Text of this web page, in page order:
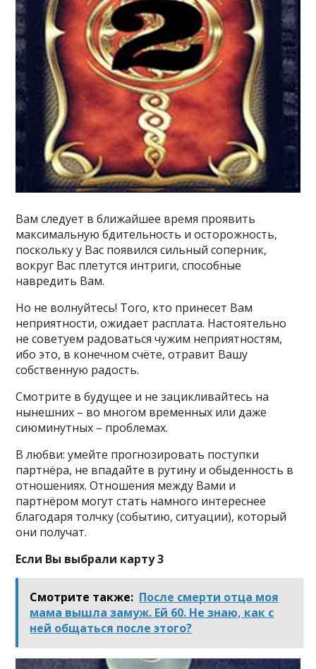
Вам следует в ближайшее время проявить
максимальную бдительность и осторожность,
поскольку у Вас появился сильный соперник,
вокруг Вас плетутся интриги, способные
навредить Вам.
Но не волнуйтесь! Того, кто принесет Вам
неприятности, ожидает расплата. Настоятельно
не советуем радоваться чужим неприятностям,
ибо это, в конечном счёте, отравит Вашу
собственную радость.
Смотрите в будущее и не зацикливайтесь на
нынешних – во многом временных или даже
сиюминутных – проблемах.
В любви: умейте прогнозировать поступки
партнёра, не впадайте в рутину и обыденность в
отношениях. Отношения между Вами и
партнёром могут стать намного интереснее
благодаря толчку (событию, ситуации), который
они получат.
Если Вы выбрали карту 3
Смотрите также: После смерти отца моя
мама вышла замуж. Ей 60. Не знаю, как с
ней общаться после этого?